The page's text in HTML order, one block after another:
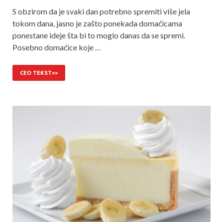
S obzirom da je svaki dan potrebno spremiti više jela
tokom dana, jasno je zašto ponekada domaćicama
ponestane ideje šta bi to moglo danas da se spremi.
Posebno domaćice koje …
CEO TEKST>>